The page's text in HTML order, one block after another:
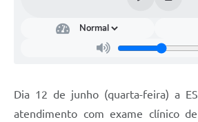
Dia 12 de junho (quarta-feira) a
atendimento com exame clínico